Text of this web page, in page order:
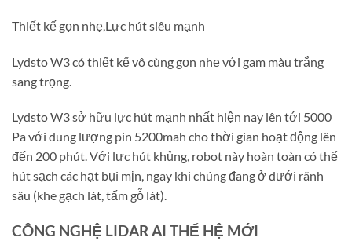
Thiết kế gọn nhẹ,Lực hút siêu mạnh
Lydsto W3 có thiết kế vô cùng gọn nhẹ với gam màu trắng
sang trọng.
Lydsto W3 sở hữu lực hút mạnh nhất hiện nay lên tới 5000
Pa với dung lượng pin 5200mah cho thời gian hoạt động lên
đến 200 phút. Với lực hút khủng, robot này hoàn toàn có thể
hút sạch các hạt bụi mịn, ngay khi chúng đang ở dưới rãnh
sâu (khe gạch lát, tấm gỗ lát).
CÔNG NGHỆ LIDAR AI THẾ HỆ MỚI